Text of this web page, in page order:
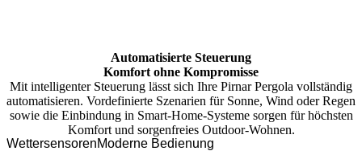
Automatisierte Steuerung
Komfort ohne Kompromisse
Mit intelligenter Steuerung lässt sich Ihre Pirnar Pergola vollständig
automatisieren. Vordefinierte Szenarien für Sonne, Wind oder Regen
sowie die Einbindung in Smart-Home-Systeme sorgen für höchsten
Komfort und sorgenfreies Outdoor-Wohnen.
WettersensorenModerne Bedienung